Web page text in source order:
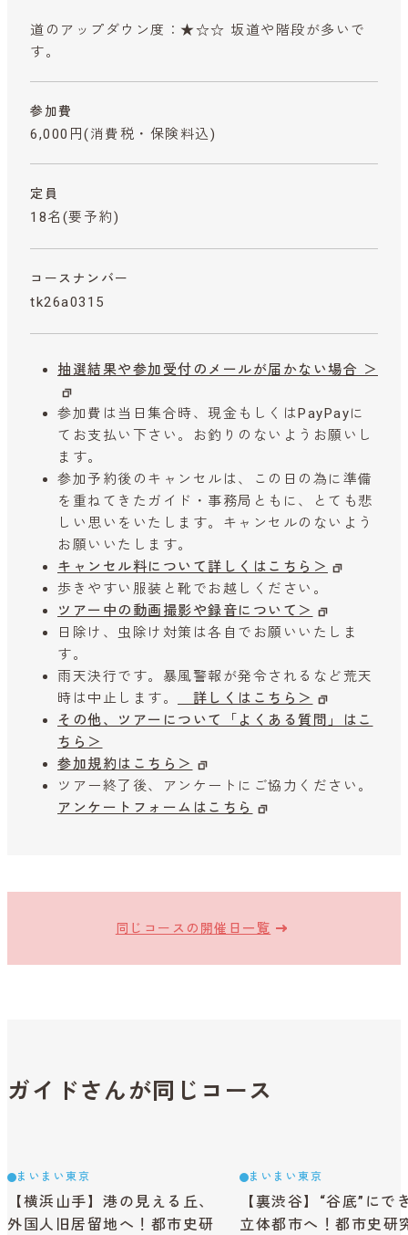
道のアップダウン度：★☆☆ 坂道や階段が多いで
す。
参加費
6,000円 (消費税・保険料込)
定員
18名(要予約)
コースナンバー
tk26a0315
抽選結果や参加受付のメールが届かない場合 ＞
参加費は当日集合時、現金もしくはPayPayに
てお支払い下さい。お釣りのないようお願いし
ます。
参加予約後のキャンセルは、この日の為に準備
を重ねてきたガイド・事務局ともに、とても悲
しい思いをいたします。キャンセルのないよう
お願いいたします。
キャンセル料について詳しくはこちら＞
歩きやすい服装と靴でお越しください。
ツアー中の動画撮影や録音について＞
日除け、虫除け対策は各自でお願いいたしま
す。
雨天決行です。暴風警報が発令されるなど荒天
時は中止します。
詳しくはこちら＞
その他、ツアーについて「よくある質問」はこ
ちら＞
参加規約はこちら＞
ツアー終了後、アンケートにご協力ください。
アンケートフォームはこちら
同じコースの開催日一覧
ガイドさんが同じコース
まいまい東京
【横浜山手】港の見える丘、
外国人旧居留地へ！都市史研
まいまい東京
【裏渋谷】“谷底”にで
立体都市へ！都市史研